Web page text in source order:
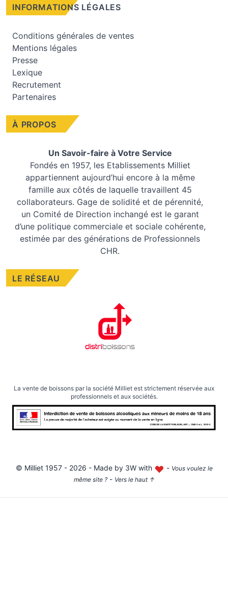
À PROPOS
Un Savoir-faire à Votre Service
Fondés en 1957, les Etablissements Milliet
appartiennent aujourd’hui encore à la même
famille aux côtés de laquelle travaillent 45
collaborateurs. Gage de solidité et de pérennité,
un Comité de Direction inchangé est le garant
d’une politique commerciale et sociale cohérente,
estimée par des générations de Professionnels
CHR.
LE RÉSEAU
INFORMATIONS LÉGALES
Conditions générales de ventes
Mentions légales
Presse
Lexique
Recrutement
Partenaires
La vente de boissons par la société Milliet est strictement réservée aux
professionnels et aux sociétés.
© Milliet1957 - 2026 - Made by 3W with - Vous voulez le
même site ?- Vers le haut ↑